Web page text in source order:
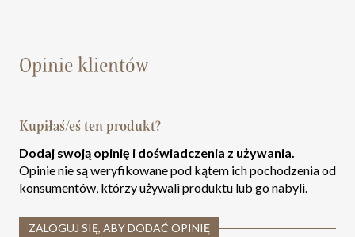
Opinie klientów
Kupiłaś/eś ten produkt?
Dodaj swoją opinię i doświadczenia z używania.
Opinie nie są weryfikowane pod kątem ich pochodzenia od
konsumentów, którzy używali produktu lub go nabyli.
ZALOGUJ SIĘ, ABY DODAĆ OPINIĘ